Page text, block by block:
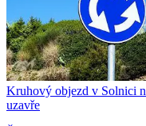
Kruhový objezd v Solnici
uzavře